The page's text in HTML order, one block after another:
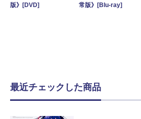
版》[DVD]
常版》[Blu-ray]
最近チェックした商品